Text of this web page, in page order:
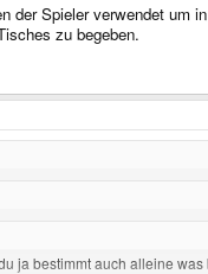
Spieler verwendet um
zu begeben.
ja bestimmt auch alleine